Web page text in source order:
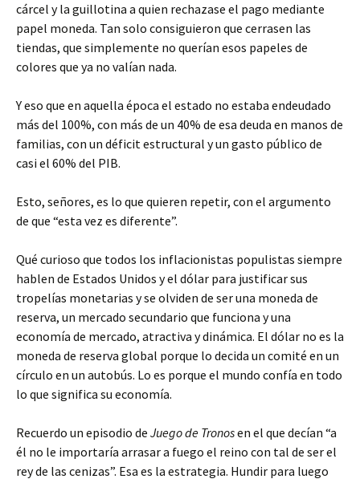
cárcel y la guillotina a quien rechazase el pago mediante
papel moneda. Tan solo consiguieron que cerrasen las
tiendas, que simplemente no querían esos papeles de
colores que ya no valían nada.
Y eso que en aquella época el estado no estaba endeudado
más del 100%, con más de un 40% de esa deuda en manos de
familias, con un déficit estructural y un gasto público de
casi el 60% del PIB.
Esto, señores, es lo que quieren repetir, con el argumento
de que “esta vez es diferente”.
Qué curioso que todos los inflacionistas populistas siempre
hablen de Estados Unidos y el dólar para justificar sus
tropelías monetarias y se olviden de ser una moneda de
reserva, un mercado secundario que funciona y una
economía de mercado, atractiva y dinámica. El dólar no es la
moneda de reserva global porque lo decida un comité en un
círculo en un autobús. Lo es porque el mundo confía en todo
lo que significa su economía.
Recuerdo un episodio de Juego de Tronosen el que decían “a
él no le importaría arrasar a fuego el reino con tal de ser el
rey de las cenizas”. Esa es la estrategia. Hundir para luego